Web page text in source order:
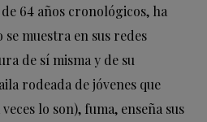
64 años cronológicos, ha
muestra en sus redes
de sí misma y de su
rodeada de jóvenes que
lo son), fuma, enseña sus